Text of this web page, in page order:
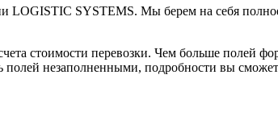
LOGISTIC SYSTEMS. Мы берем на себя
стоимости перевозки. Чем больше полей
полей незаполненными, подробности вы